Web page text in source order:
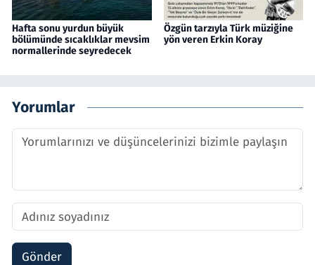
Hafta sonu yurdun büyük
bölümünde sıcaklıklar mevsim
normallerinde seyredecek
Özgün tarzıyla Türk müziğine
yön veren Erkin Koray
Yorumlar
Gönder